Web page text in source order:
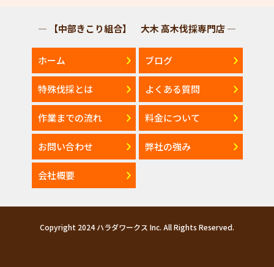
— 【中部きこり組合】 大木 高木伐採専門店 —
ホーム ブログ
特殊伐採とは よくある質問
作業までの流れ 料金について
お問い合わせ 弊社の強み
会社概要
Copyright 2024 ハラダワークス Inc. All Rights Reserved.